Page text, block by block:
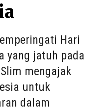
Hari
yang jatuh pada
mengajak
untuk
dalam